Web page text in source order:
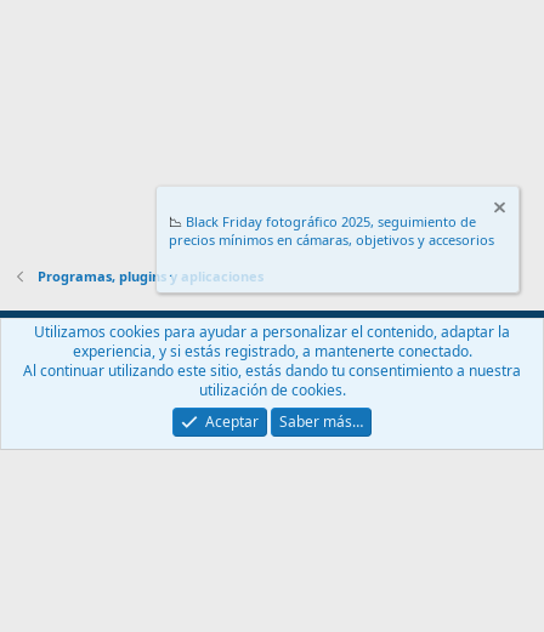
Programas, plugins y aplicaciones
Español (ES)
Contáctanos
Términos y reglas Política de privacidad
Ayuda
Community platform by XenForo® © 2010-2024 XenForo Ltd.
📉 Black Friday fotográfico 2025, seguimiento de
precios mínimos en cámaras, objetivos y accesorios
.
Utilizamos cookies para ayudar a personalizar el contenido, adaptar la
experiencia, y si estás registrado, a mantenerte conectado.
Al continuar utilizando este sitio, estás dando tu consentimiento a nuestra
utilización de cookies.
Aceptar
Saber más…